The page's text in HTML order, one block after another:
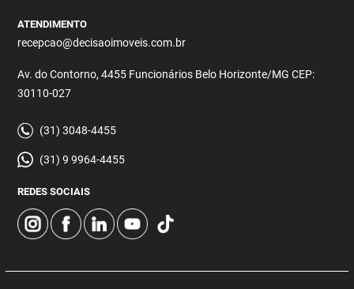
ATENDIMENTO
recepcao@decisaoimoveis.com.br
Av. do Contorno, 4455 Funcionários Belo Horizonte/MG CEP:
30110-027
(31) 3048-4455
(31) 9 9964-4455
REDES SOCIAIS